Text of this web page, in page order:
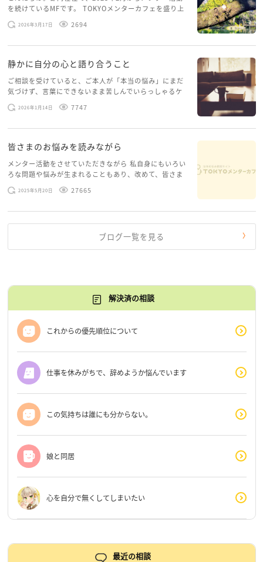
相談してみてはいかがですか？
嫌な態度をとってしまう自分に悩んでいる。より良い
状態で母として、妻としていたいので、リフレッシュ
する自分1人だけの時間が欲しいとご相談してみてはど
うですか？
1日取れれば最高ですが、半日でも良いので好きなとこ
ろに行って好きな事をする「リフレッシュday」を作っ
てください。
応援しています。
を続けているMFです。 TOKYOメンターカフェを盛り上
げたいという想いから、勇気を出して初めてブログを投
稿してみようと思います。少し自分のことを書いてみま
2026年3月17日 2694
静かに自分の心と語り合うこと
ご相談を受けていると、ご本人が「本当の悩み」にまだ
気づけず、言葉にできないまま苦しんでいらっしゃるケ
ースがありますお悩みというのは、心の深いところ（深
層心理）に触れることで、まったく違う角度から解決の
2026年1月14日 7747
皆さまのお悩みを読みながら
メンター活動をさせていただきながら 私自身にもいろい
ろな問題や悩みが生まれることもあり、改めて、皆さま
のお悩みを読みながら 「みんな、もがいてる。わたし
だけじゃないんだな」と、逆に励まされるような日々で
2025年5月20日 27665
ブログ一覧を見る
解決済の相談
これからの優先順位について
仕事を休みがちで、辞めようか悩んでいます
この気持ちは誰にも分からない。
娘と同居
心を自分で無くしてしまいたい
最近の相談